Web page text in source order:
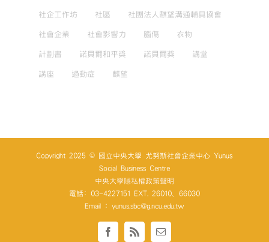
社企工作坊 社區 社團法人麒望溝通輔具協會
社會企業 社會影響力 腦傷 衣物
計劃書 諾貝爾和平獎 諾貝爾獎 講堂
講座 過動症 麒望
Copyright 2025 © 國立中央大學 尤努斯社會企業中心 Yunus
Social Business Centre
中央大學隱私權政策聲明
電話: 03-4227151 EXT. 26010、66030
Email : yunus.sbc@g.ncu.edu.tw
Facebook
Rss Email: